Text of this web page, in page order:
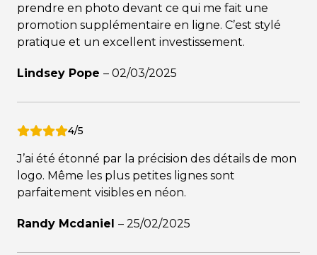
prendre en photo devant ce qui me fait une
promotion supplémentaire en ligne. C’est stylé
pratique et un excellent investissement.
Lindsey Pope – 02/03/2025
4/5
J’ai été étonné par la précision des détails de mon
logo. Même les plus petites lignes sont
parfaitement visibles en néon.
Randy Mcdaniel – 25/02/2025